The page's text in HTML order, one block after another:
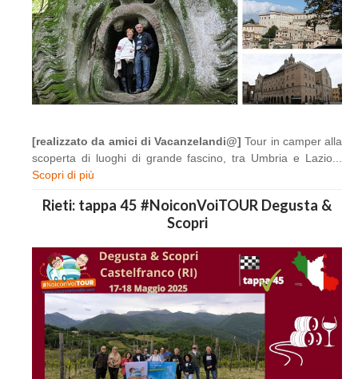
[realizzato da amici di Vacanzelandi@] Tour in camper alla
scoperta di luoghi di grande fascino, tra Umbria e Lazio...
Scopri di più
Rieti: tappa 45 #NoiconVoiTOUR Degusta &
Scopri